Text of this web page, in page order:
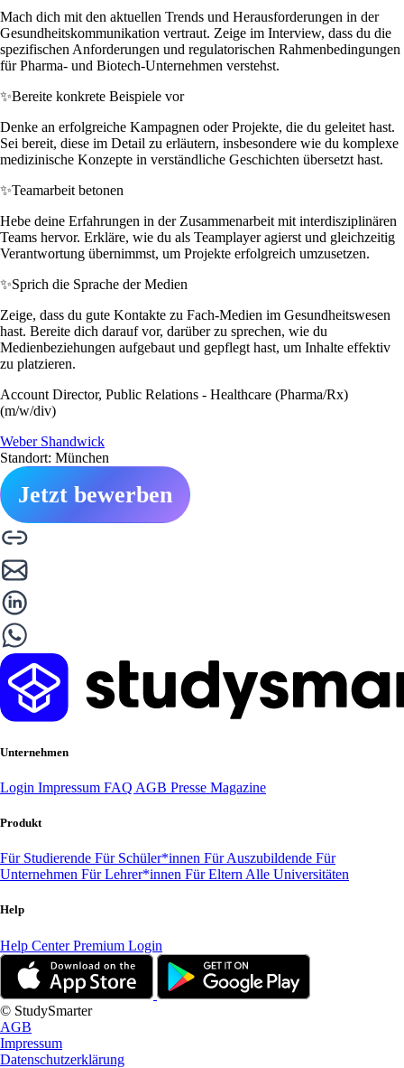
Mach dich mit den aktuellen Trends und Herausforderungen in der
Gesundheitskommunikation vertraut. Zeige im Interview, dass du die
spezifischen Anforderungen und regulatorischen Rahmenbedingungen
für Pharma- und Biotech-Unternehmen verstehst.
✨Bereite konkrete Beispiele vor
Denke an erfolgreiche Kampagnen oder Projekte, die du geleitet hast.
Sei bereit, diese im Detail zu erläutern, insbesondere wie du komplexe
medizinische Konzepte in verständliche Geschichten übersetzt hast.
✨Teamarbeit betonen
Hebe deine Erfahrungen in der Zusammenarbeit mit interdisziplinären
Teams hervor. Erkläre, wie du als Teamplayer agierst und gleichzeitig
Verantwortung übernimmst, um Projekte erfolgreich umzusetzen.
✨Sprich die Sprache der Medien
Zeige, dass du gute Kontakte zu Fach-Medien im Gesundheitswesen
hast. Bereite dich darauf vor, darüber zu sprechen, wie du
Medienbeziehungen aufgebaut und gepflegt hast, um Inhalte effektiv
zu platzieren.
Account Director, Public Relations - Healthcare (Pharma/Rx)
(m/w/div)
Weber Shandwick
Standort: München
Jetzt bewerben
Unternehmen
Login Impressum FAQ AGB Presse Magazine
Produkt
Für Studierende Für Schüler*innen Für Auszubildende Für
Unternehmen Für Lehrer*innen Für Eltern Alle Universitäten
Help
Help CenterPremium Login
© StudySmarter
AGB
Impressum
Datenschutzerklärung